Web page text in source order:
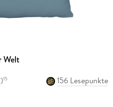
Welt
)15
156 Lesepunkte